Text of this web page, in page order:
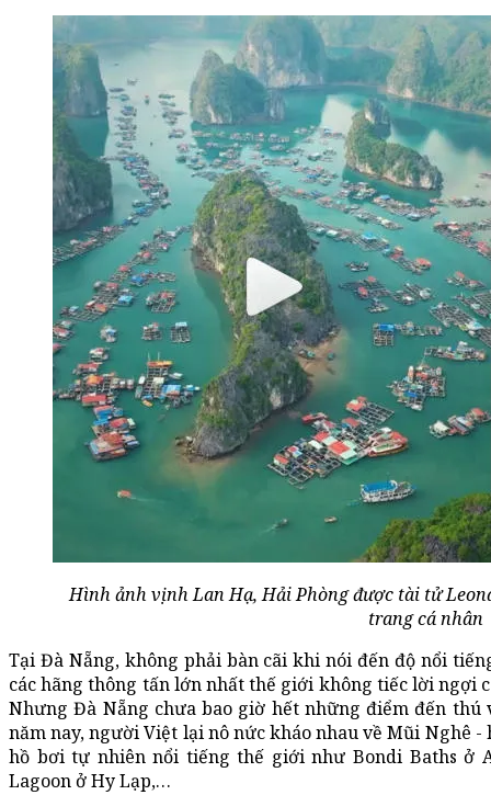
Hình ảnh vịnh Lan Hạ, Hải Phòng được tài tử
trang cá nhân
Tại Đà Nẵng, không phải bàn cãi khi nói đến độ nổi
các hãng thông tấn lớn nhất thế giới không tiếc lời ngợi
Nhưng Đà Nẵng chưa bao giờ hết những điểm đến thú
năm nay, người Việt lại nô nức kháo nhau về Mũi Nghê
hồ bơi tự nhiên nổi tiếng thế giới như Bondi Baths ở
Lagoon ở Hy Lạp,…